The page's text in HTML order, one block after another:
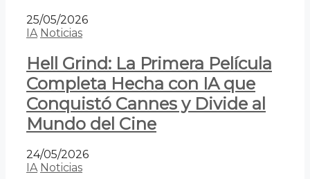
25/05/2026
IA Noticias
Hell Grind: La Primera Película
Completa Hecha con IA que
Conquistó Cannes y Divide al
Mundo del Cine
24/05/2026
IA Noticias